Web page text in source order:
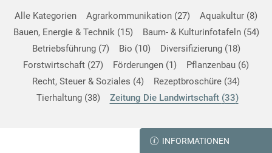
Alle Kategorien Agrarkommunikation 27 Aquakultur 8
Bauen, Energie & Technik 15 Baum- & Kulturinfotafeln 54
Betriebsführung 7 Bio 10 Diversifizierung 18
Forstwirtschaft 27 Förderungen 1 Pflanzenbau 6
Recht, Steuer & Soziales 4 Rezeptbroschüre 34
Tierhaltung 38 Zeitung Die Landwirtschaft 33
INFORMATIONEN